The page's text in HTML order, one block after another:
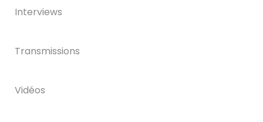
Interviews
Transmissions
Vidéos